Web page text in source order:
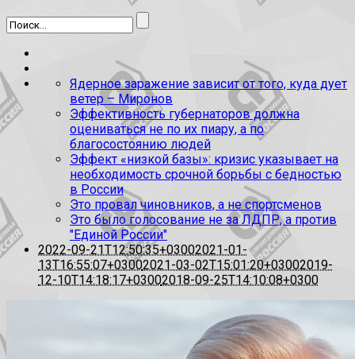
Ядерное заражение зависит от того, куда дует
ветер – Миронов
Эффективность губернаторов должна
оцениваться не по их пиару, а по
благосостоянию людей
Эффект «низкой базы»: кризис указывает на
необходимость срочной борьбы с бедностью
в России
Это провал чиновников, а не спортсменов
Это было голосование не за ЛДПР, а против
"Единой России"
2022-09-21T12:50:35+03002021-01-
13T16:55:07+03002021-03-02T15:01:20+03002019-
12-10T14:18:17+03002018-09-25T14:10:08+0300